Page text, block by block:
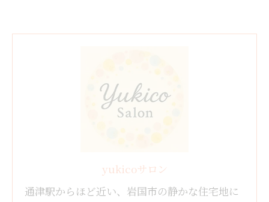
yukicoサロン
通津駅からほど近い、岩国市の静かな住宅地に